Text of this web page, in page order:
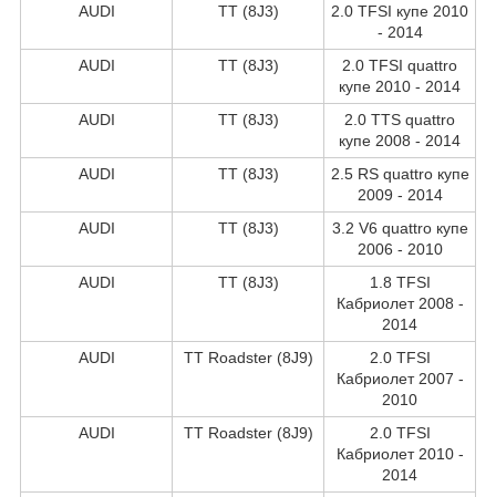
AUDI
TT (8J3)
2.0 TFSI купе 2010
- 2014
AUDI
TT (8J3)
2.0 TFSI quattro
купе 2010 - 2014
AUDI
TT (8J3)
2.0 TTS quattro
купе 2008 - 2014
AUDI
TT (8J3)
2.5 RS quattro купе
2009 - 2014
AUDI
TT (8J3)
3.2 V6 quattro купе
2006 - 2010
AUDI
TT (8J3)
1.8 TFSI
Кабриолет 2008 -
2014
AUDI
TT Roadster (8J9)
2.0 TFSI
Кабриолет 2007 -
2010
AUDI
TT Roadster (8J9)
2.0 TFSI
Кабриолет 2010 -
2014